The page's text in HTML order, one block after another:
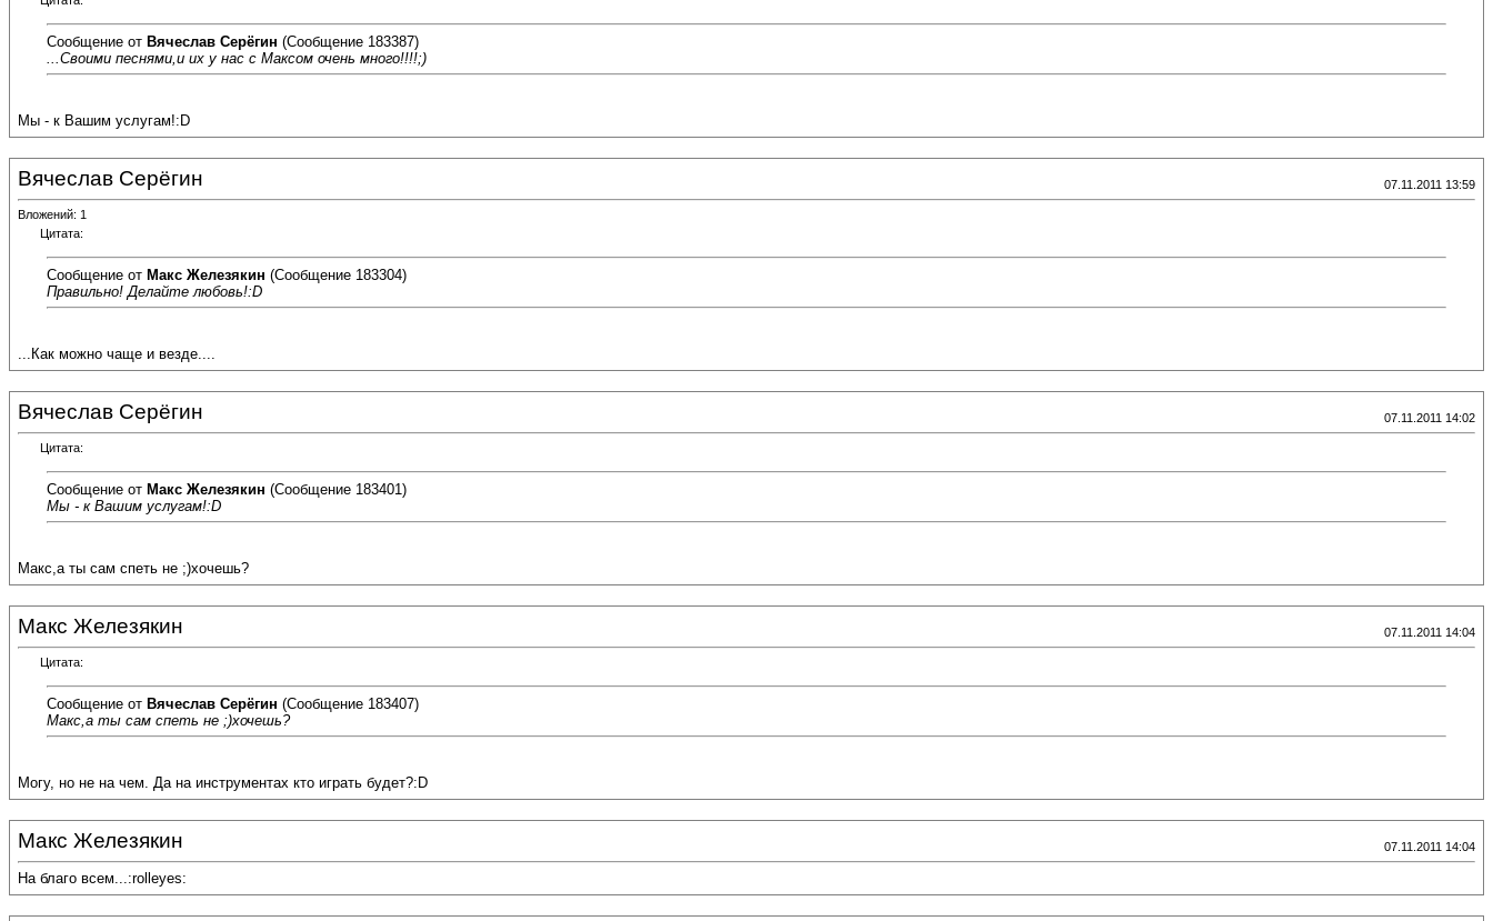
Сообщение от Вячеслав Серёгин (Сообщение 183387)
...Своими песнями,и их у нас с Максом очень много!!!!;)
Мы - к Вашим услугам!:D
Вячеслав Серёгин 07.11.2011 13:59
Вложений: 1
Цитата:
Сообщение от Макс Железякин (Сообщение 183304)
Правильно! Делайте любовь!:D
...Как можно чаще и везде....
Вячеслав Серёгин 07.11.2011 14:02
Цитата:
Сообщение от Макс Железякин (Сообщение 183401)
Мы - к Вашим услугам!:D
Макс,а ты сам спеть не ;)хочешь?
Макс Железякин 07.11.2011 14:04
Цитата:
Сообщение от Вячеслав Серёгин (Сообщение 183407)
Макс,а ты сам спеть не ;)хочешь?
Могу, но не на чем. Да на инструментах кто играть будет?:D
Макс Железякин 07.11.2011 14:04
На благо всем...:rolleyes: